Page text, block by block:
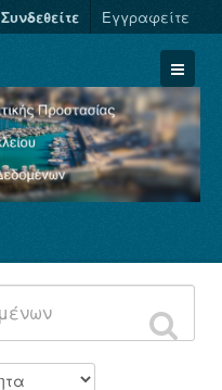
Συνδεθείτε Εγγραφείτε